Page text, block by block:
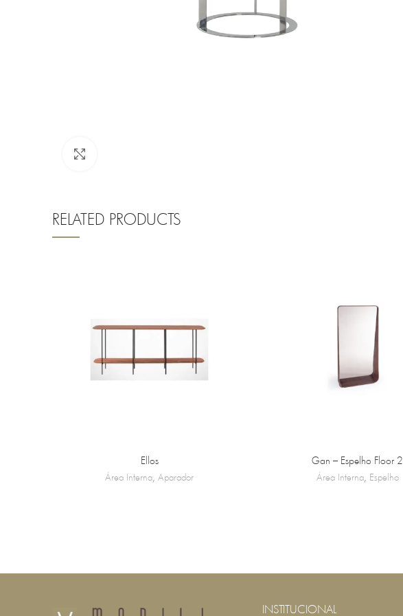
RELATED PRODUCTS
Ellos
Área Interna, Aparador
Gan – Espelho Floor 2
Área Interna, Espelho
INSTITUCIONAL